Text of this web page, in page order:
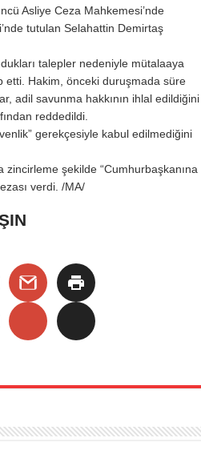
Asliye Ceza Mahkemesi’nde
tutulan Selahattin Demirtaş
talepler nedeniyle mütalaaya
etti. Hakim, önceki duruşmada süre
adil savunma hakkının ihlal edildiğini
reddedildi.
gerekçesiyle kabul edilmediğini
zincirleme şekilde “Cumhurbaşkanına
verdi. /MA/